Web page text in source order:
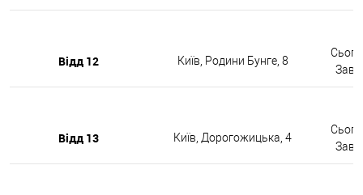
Відд 12 Київ, Родини Бунге, 8
Відд 13 Київ, Дорогожицька, 4